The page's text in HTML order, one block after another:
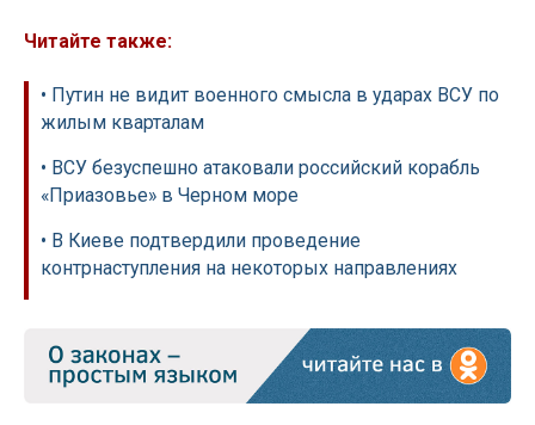
Читайте также:
• Путин не видит военного смысла в ударах ВСУ по
жилым кварталам
• ВСУ безуспешно атаковали российский корабль
«Приазовье» в Черном море
• В Киеве подтвердили проведение
контрнаступления на некоторых направлениях